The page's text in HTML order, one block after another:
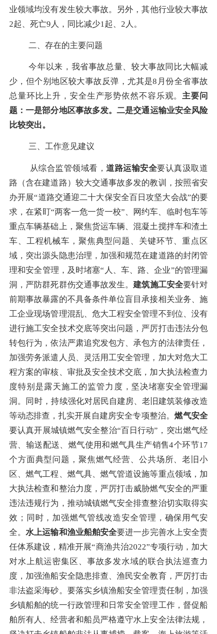
业领域均没有发生较大事故。 另外，其他行业较大事故
2起、死亡9 人，同比减少1 起、 2 人。
二、存在的主要问题
今年以来，我省事故总量、较大事故同比大幅减
少，但个别地区较大事故反弹，尤其是8 月份全省事故
总量环比上升，安全生产形势依然不容乐观。主要问
题：一是部分地区事故多发。二是交通运输业安全风险
比较突出。
三、工作意见建议
从综合监管领域看，道路运输安全要认真汲取道
路（含在建道路）较大交通事故多发的教训，按照省安
办开展“道路交通迎二十大保安全百日攻坚大会战”的要
求，在紧盯“两客一危一货一校”、网约车、临时包车等
重点车辆基础上，聚焦货运车辆、混凝土搅拌车和渣土
车、工程机械车，聚焦典型问题、关键环节、重点区
域，突出源头隐患治理，加强和规范在建道路的封闭管
理和安全管理，及时堵塞“人、车、路、企业”的管理漏
洞， 严防群死群伤交通事故发生。建筑施工安全要针对
前期事故暴露的不具备条件单位盲目承接相关业务、施
工企业现场管理混乱、危大工程安全管理不到位、没有
进行施工安全技术交底等突出问题，严厉打击违法分包
转包行为，依法严肃追究发包方、承包方的法律责任，
加强劳务派遣人员、灵活用工安全管理，加大对危大工
程方案的审核、审批及安全技术交底，加大执法检查力
度特别是露天施工的监管力度 ，坚决堵塞安全管理漏
洞。 同时，持续强化对居民自建房、老旧建筑装修改造
等动态排查， 扎实开展自建房安全专项整治。燃气安全
要认真开展城镇燃气安全整治“百日行动”，突出燃气经
营、输送配送、燃气使用和燃气具生产销售4个环节17
个方面典型问题，聚焦燃气经营、公共场所、老旧小
区、燃气工程、燃气具、燃气管道设施等重点领域，加
大执法检查和整治力度，严厉打击威胁燃气安全的严重
违法违规行为，推动城镇燃气安全排查整治切实取得实
效；同时，加强燃气管线改造安全管理，确保用气安
全。 水上运输和渔业船舶安全要进一步完善水上安全责
任体系建设，精准开展“商渔共治2022”专项行动， 加大
对水上航运密集区、事故多发水域的联合执法巡查力
度，加强渔船安全隐患排查、渔民安全教育，严厉打击
非法盗采海砂。要落实乡镇渔船安全管理责任制，加强
乡镇船舶的统一行政管理和日常安全管理工作，督促船
舶所有人、经营者和船员严格遵守水上安全法律法规，